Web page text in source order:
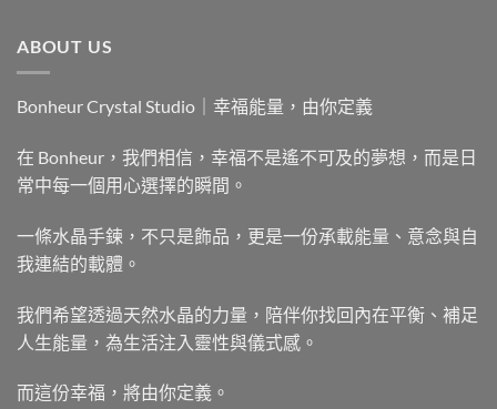
ABOUT US
Bonheur Crystal Studio｜幸福能量，由你定義
在 Bonheur，我們相信，幸福不是遙不可及的夢想，而是日
常中每一個用心選擇的瞬間。
一條水晶手鍊，不只是飾品，更是一份承載能量、意念與自
我連結的載體。
我們希望透過天然水晶的力量，陪伴你找回內在平衡、補足
人生能量，為生活注入靈性與儀式感。
而這份幸福，將由你定義。